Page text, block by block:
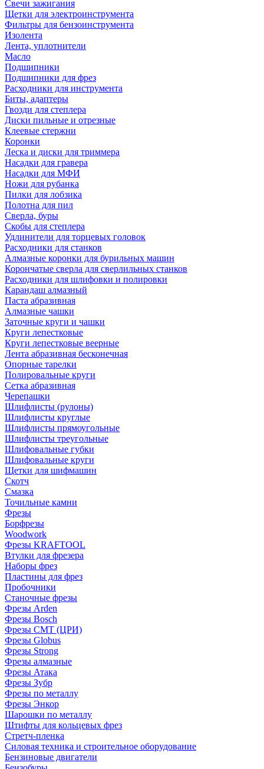
Свечи зажигания
Щетки для электроинструмента
Фильтры для бензоинструмента
Изолента
Лента, уплотнители
Масло
Подшипники
Подшипники для фрез
Расходники для инструмента
Биты, адаптеры
Гвозди для степлера
Диски пильные и отрезные
Клеевые стержни
Коронки
Леска и диски для триммера
Насадки для гравера
Насадки для МФИ
Ножи для рубанка
Пилки для лобзика
Полотна для пил
Сверла, буры
Скобы для степлера
Удлинители для торцевых головок
Расходники для станков
Алмазные коронки для бурильных машин
Корончатые сверла для сверлильных станков
Расходники для шлифовки и полировки
Карандаш алмазный
Паста абразивная
Алмазные чашки
Заточные круги и чашки
Круги лепестковые
Круги лепестковые веерные
Лента абразивная бесконечная
Опорные тарелки
Полировальные круги
Сетка абразивная
Черепашки
Шлифлисты (рулоны)
Шлифлисты круглые
Шлифлисты прямоугольные
Шлифлисты треугольные
Шлифовальные губки
Шлифовальные круги
Щетки для шифмашин
Скотч
Смазка
Точильные камни
Фрезы
Борфрезы
Woodwork
Фрезы KRAFTOOL
Втулки для фрезера
Наборы фрез
Пластины для фрез
Пробочники
Станочные фрезы
Фрезы Arden
Фрезы Bosch
Фрезы CMT (ЦРИ)
Фрезы Globus
Фрезы Strong
Фрезы алмазные
Фрезы Атака
Фрезы Зубр
Фрезы по металлу
Фрезы Энкор
Шарошки по металлу
Штифты для кольцевых фрез
Стретч-пленка
Силовая техника и строительное оборудование
Бензиновые двигатели